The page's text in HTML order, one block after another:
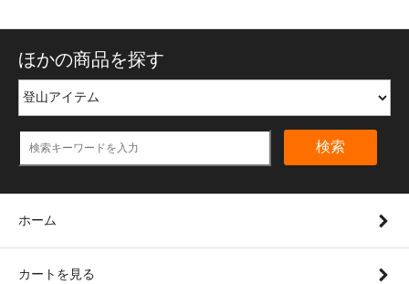
ほかの商品を探す
検索
ホーム
カートを見る